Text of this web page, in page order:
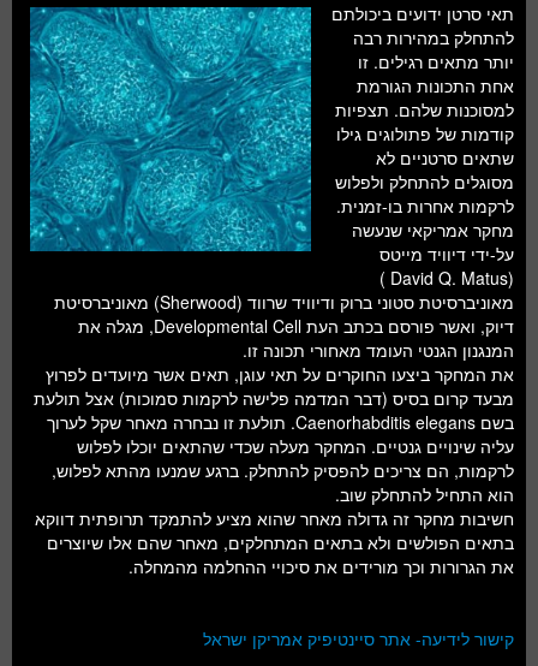
חלל ומדעי כדור הארץ
עתידנות
סקירות ספרים
טעימות מדע
תאי סרטן ידועים ביכולתם
להתחלק במהירות רבה
יותר מתאים רגילים. זו
אחת התכונות הגורמת
למסוכנות שלהם. תצפיות
קודמות של פתולוגים גילו
שתאים סרטניים לא
מסוגלים להתחלק ולפלוש
לרקמות אחרות בו-זמנית.
מחקר אמריקאי שנעשה
על-ידי דיוויד מייטס
(David Q. Matus )
מאוניברסיטת סטוני ברוק ודיוויד שרווד (Sherwood) מאוניברסיטת
דיוק, ואשר פורסם בכתב העת Developmental Cell, מגלה את
המנגנון הגנטי העומד מאחורי תכונה זו.
את המחקר ביצעו החוקרים על תאי עוגן, תאים אשר מיועדים לפרוץ
מבעד קרום בסיס (דבר המדמה פלישה לרקמות סמוכות) אצל תולעת
בשם Caenorhabditis elegans. תולעת זו נבחרה מאחר שקל לערוך
עליה שינויים גנטיים. המחקר מעלה שכדי שהתאים יוכלו לפלוש
לרקמות, הם צריכים להפסיק להתחלק. ברגע שמנעו מהתא לפלוש,
הוא התחיל להתחלק שוב.
חשיבות מחקר זה גדולה מאחר שהוא מציע להתמקד תרופתית דווקא
בתאים הפולשים ולא בתאים המתחלקים, מאחר שהם אלו שיוצרים
את הגרורות וכך מורידים את סיכויי ההחלמה מהמחלה.
קישור לידיעה- אתר סיינטיפיק אמריקן ישראל